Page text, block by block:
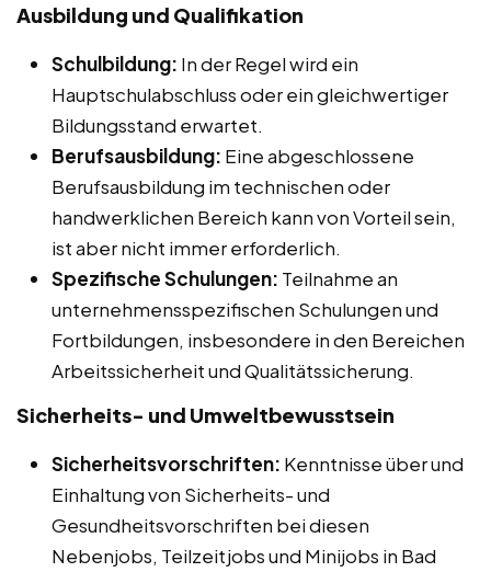
Ausbildung und Qualifikation
Schulbildung: In der Regel wird ein
Hauptschulabschluss oder ein gleichwertiger
Bildungsstand erwartet.
Berufsausbildung: Eine abgeschlossene
Berufsausbildung im technischen oder
handwerklichen Bereich kann von Vorteil sein,
ist aber nicht immer erforderlich.
Spezifische Schulungen: Teilnahme an
unternehmensspezifischen Schulungen und
Fortbildungen, insbesondere in den Bereichen
Arbeitssicherheit und Qualitätssicherung.
Sicherheits- und Umweltbewusstsein
Sicherheitsvorschriften: Kenntnisse über und
Einhaltung von Sicherheits- und
Gesundheitsvorschriften bei diesen
Nebenjobs, Teilzeitjobs und Minijobs in Bad